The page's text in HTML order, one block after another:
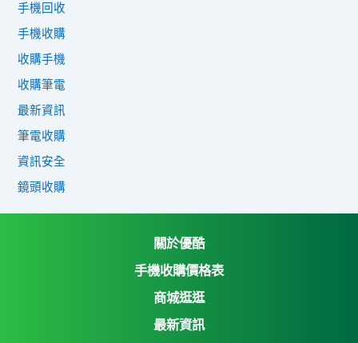
手機回收
手機收購
收購手機
收購筆電
最新資訊
筆電收購
資訊安全
鏡頭收購
關於優酷
手機收購價格表
商城逛逛
優酷3C收購網
最新資訊